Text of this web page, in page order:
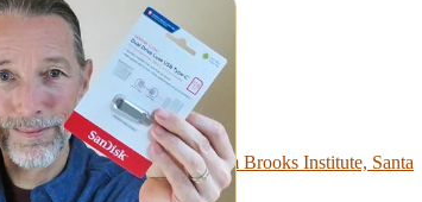
films in a "grab and go" format!
Super 8 films onto a handy USB
— a two person team.
picture and photography, from Brooks Institute, Santa